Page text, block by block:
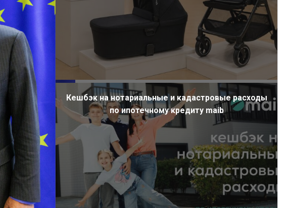
Кешбэк на нотариальные и кадастровые расходы
по ипотечному кредиту maib